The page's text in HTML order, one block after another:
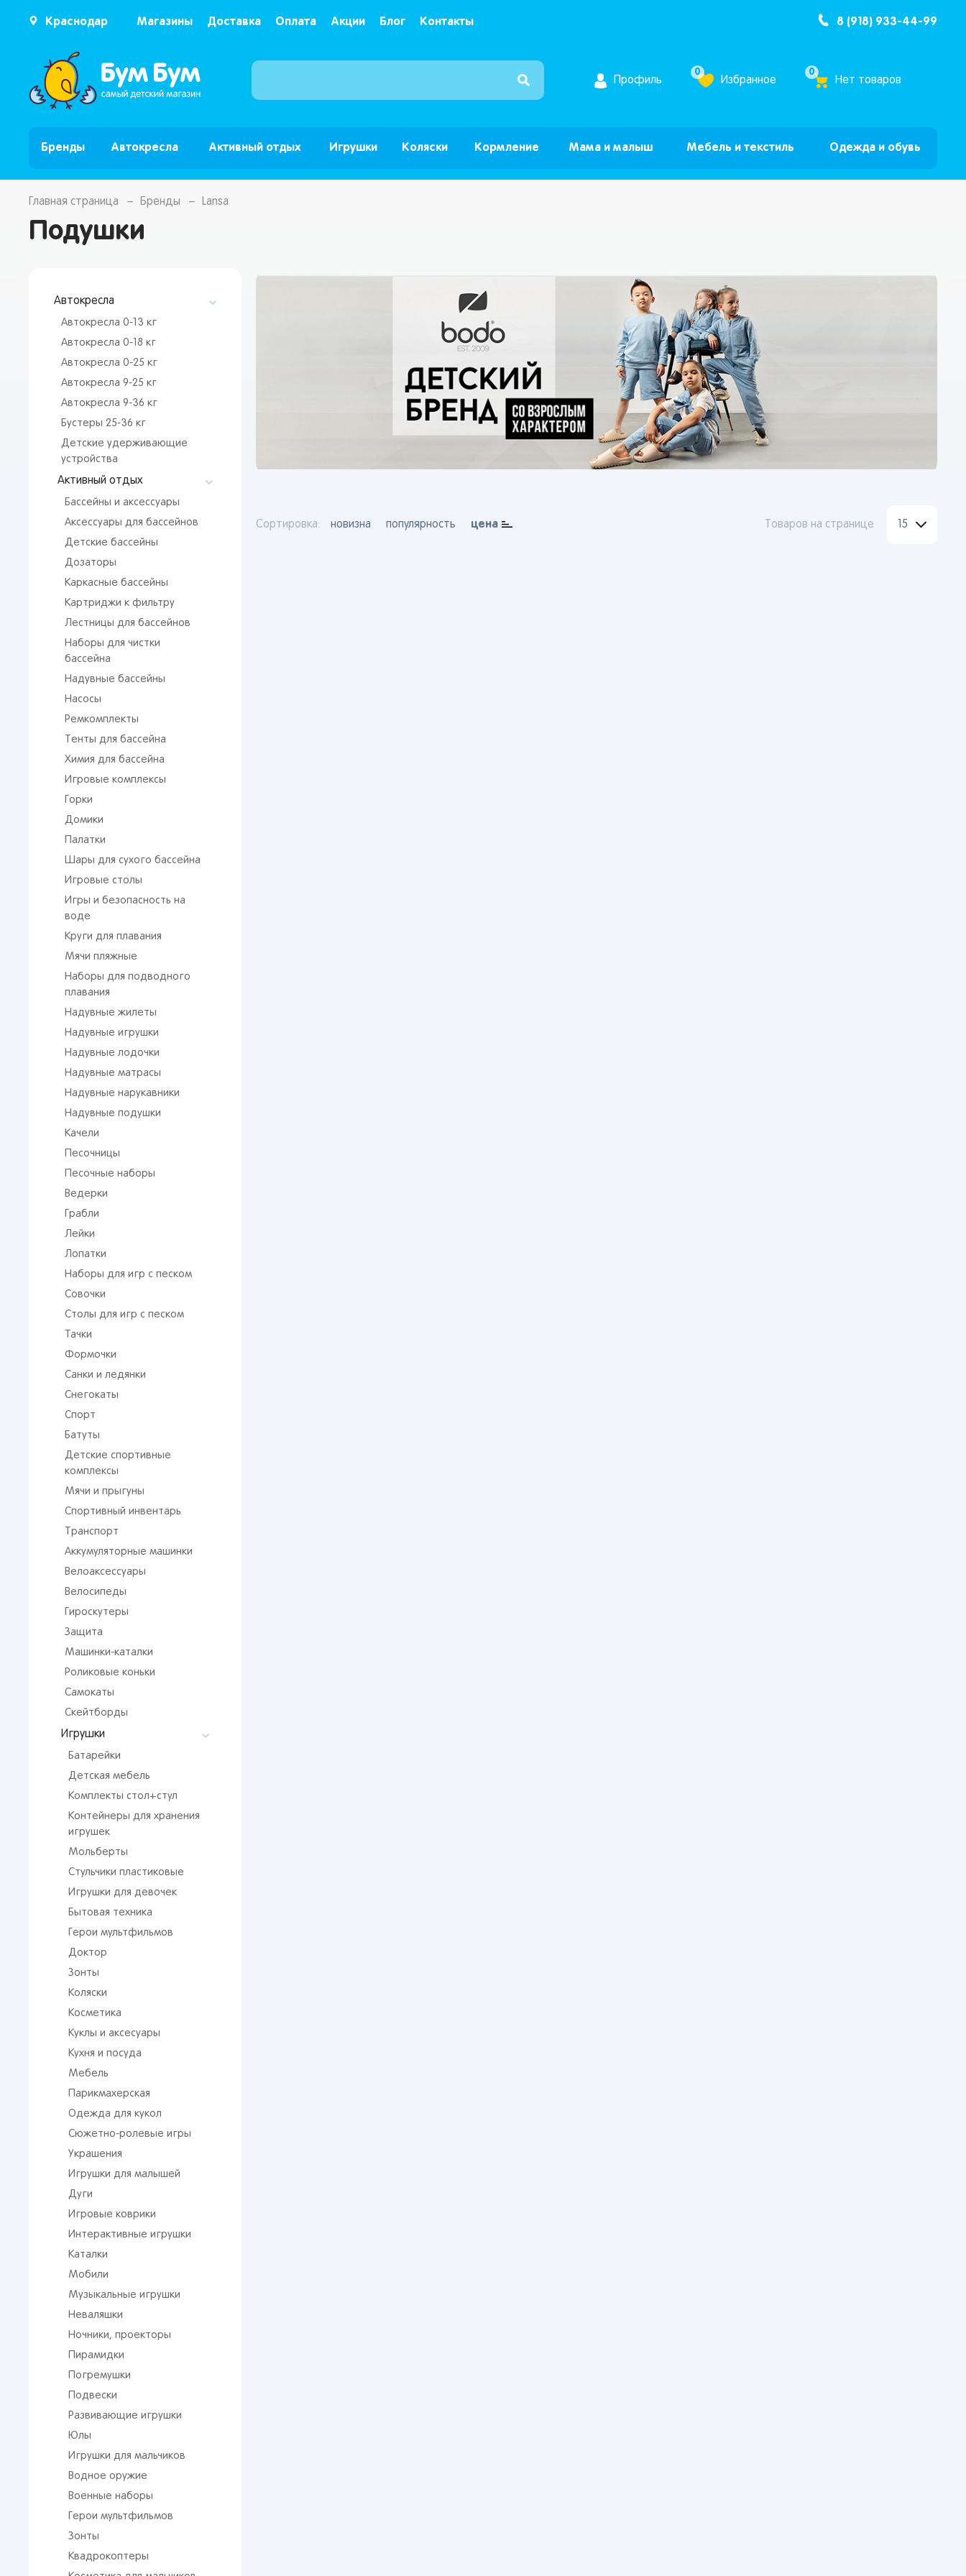
Краснодар Магазины Доставка Оплата Акции Блог Контакты 8 (918) 933-44-99
Интернет магазин детских товаров и игрушек ”Бум Бум”
Профиль
0
Избранное
0
Нет товаров
Бренды Автокресла Активный отдых Игрушки Коляски Кормление Мама и малыш Мебель и текстиль Одежда и обувь
Главная страница Бренды Lansa
Подушки
Автокресла
Автокресла 0-13 кг
Автокресла 0-18 кг
Автокресла 0-25 кг
Автокресла 9-25 кг
Автокресла 9-36 кг
Бустеры 25-36 кг
Детские удерживающие
устройства
Активный отдых
Бассейны и аксессуары
Аксессуары для бассейнов
Детские бассейны
Дозаторы
Каркасные бассейны
Картриджи к фильтру
Лестницы для бассейнов
Наборы для чистки
бассейна
Надувные бассейны
Насосы
Ремкомплекты
Тенты для бассейна
Химия для бассейна
Игровые комплексы
Горки
Домики
Палатки
Шары для сухого бассейна
Игровые столы
Игры и безопасность на
воде
Круги для плавания
Мячи пляжные
Наборы для подводного
плавания
Надувные жилеты
Надувные игрушки
Надувные лодочки
Надувные матрасы
Надувные нарукавники
Надувные подушки
Качели
Песочницы
Песочные наборы
Ведерки
Грабли
Лейки
Лопатки
Наборы для игр с песком
Совочки
Столы для игр с песком
Тачки
Формочки
Санки и ледянки
Снегокаты
Спорт
Батуты
Детские спортивные
комплексы
Мячи и прыгуны
Спортивный инвентарь
Транспорт
Аккумуляторные машинки
Велоаксессуары
Велосипеды
Гироскутеры
Защита
Машинки-каталки
Роликовые коньки
Самокаты
Скейтборды
Игрушки
Батарейки
Детская мебель
Комплекты стол+стул
Контейнеры для хранения
игрушек
Мольберты
Стульчики пластиковые
Игрушки для девочек
Бытовая техника
Герои мультфильмов
Доктор
Зонты
Коляски
Косметика
Куклы и аксесуары
Кухня и посуда
Мебель
Парикмахерская
Одежда для кукол
Сюжетно-ролевые игры
Украшения
Игрушки для малышей
Дуги
Игровые коврики
Интерактивные игрушки
Каталки
Мобили
Музыкальные игрушки
Неваляшки
Ночники, проекторы
Пирамидки
Погремушки
Подвески
Развивающие игрушки
Юлы
Игрушки для мальчиков
Водное оружие
Военные наборы
Герои мультфильмов
Зонты
Квадрокоптеры
Сортировка: новизна популярность цена Товаров на странице 15